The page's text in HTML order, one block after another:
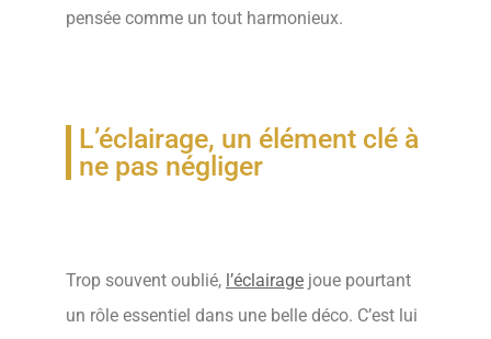
pensée comme un tout harmonieux.
L’éclairage, un élément clé à
ne pas négliger
Trop souvent oublié, l’éclairage joue pourtant
un rôle essentiel dans une belle déco. C’est lui